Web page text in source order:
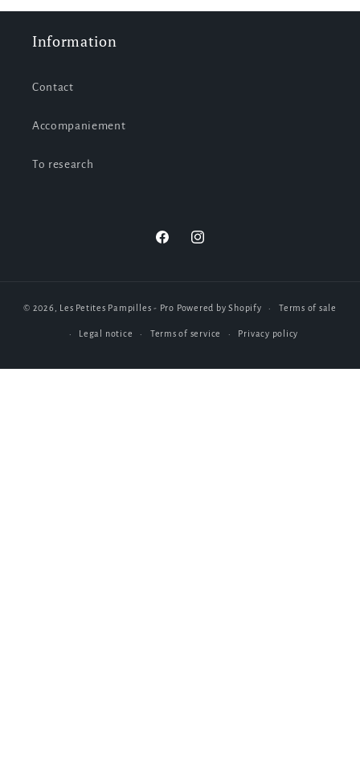
Information
Contact
Accompaniement
To research
FacebookInstagram
© 2026, Les Petites Pampilles - Pro Powered by Shopify Terms of sale
Legal notice Terms of service Privacy policy